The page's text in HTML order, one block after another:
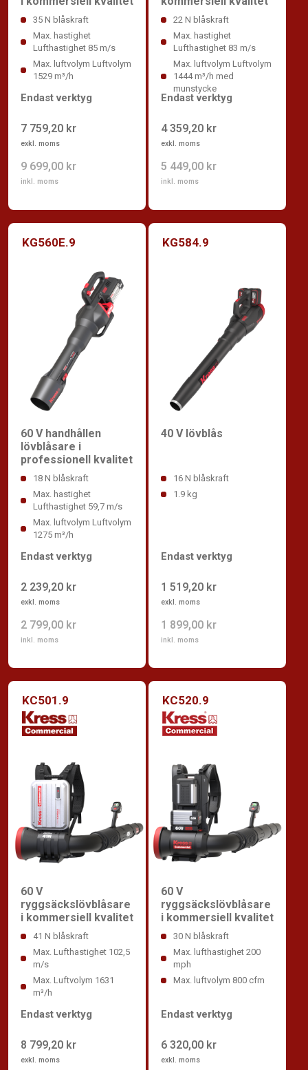
35 N blåskraft
Max. hastighet
Lufthastighet 85 m/s
Max. luftvolym Luftvolym
1529 m³/h
7 759,20 kr
exkl. moms
9 699,00 kr
inkl. moms
Endast verktyg
22 N blåskraft
Max. hastighet
Lufthastighet 83 m/s
Max. luftvolym Luftvolym
1444 m³/h med
munstycke
4 359,20 kr
exkl. moms
5 449,00 kr
inkl. moms
Endast verktyg
KG560E.9
60 V handhållen
lövblåsare i
professionell kvalitet
18 N blåskraft
Max. hastighet
Lufthastighet 59,7 m/s
Max. luftvolym Luftvolym
1275 m³/h
2 239,20 kr
exkl. moms
2 799,00 kr
inkl. moms
Endast verktyg
KG584.9
40 V lövblås
16 N blåskraft
1.9 kg
1 519,20 kr
exkl. moms
1 899,00 kr
inkl. moms
Endast verktyg
KC501.9
60 V
ryggsäckslövblåsare
i kommersiell kvalitet
41 N blåskraft
Max. Lufthastighet 102,5
m/s
Max. Luftvolym 1631
m³/h
8 799,20 kr
exkl. moms
Endast verktyg
KC520.9
60 V
ryggsäckslövblåsare
i kommersiell kvalitet
30 N blåskraft
Max. lufthastighet 200
mph
Max. luftvolym 800 cfm
6 320,00 kr
exkl. moms
Endast verktyg